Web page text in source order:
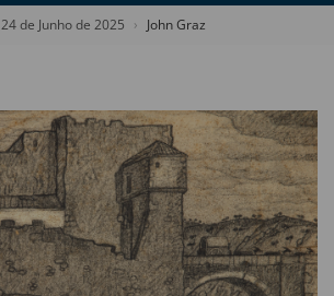
24 de Junho de 2025 John Graz